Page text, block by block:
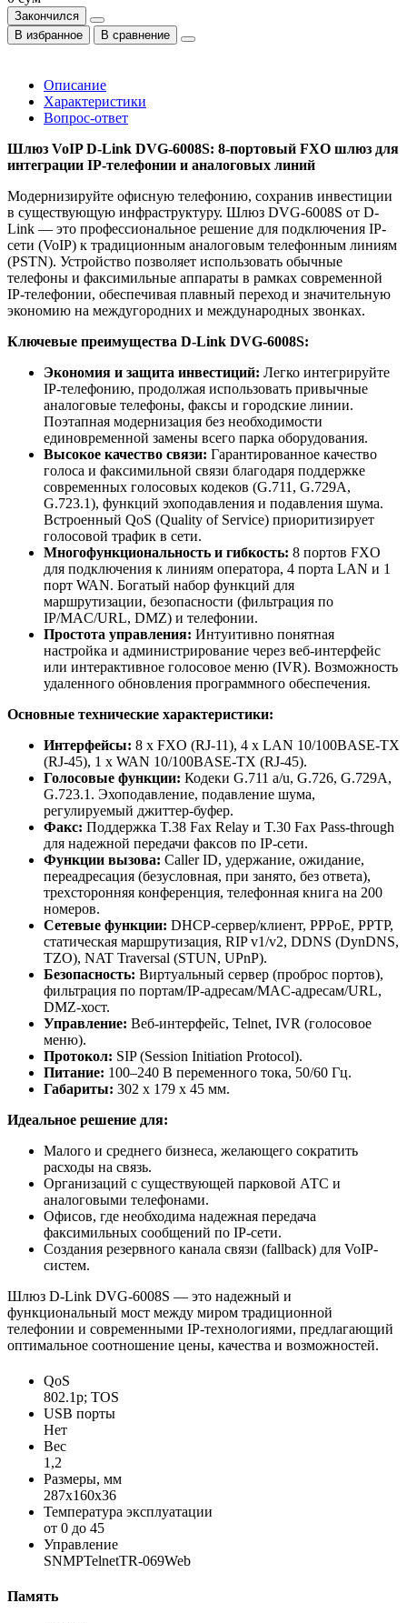
Закончился
В избранное
В сравнение
Описание
Характеристики
Вопрос-ответ
Шлюз VoIP D-Link DVG-6008S: 8-портовый FXO шлюз для
интеграции IP-телефонии и аналоговых линий
Модернизируйте офисную телефонию, сохранив инвестиции
в существующую инфраструктуру. Шлюз DVG-6008S от D-
Link — это профессиональное решение для подключения IP-
сети (VoIP) к традиционным аналоговым телефонным линиям
(PSTN). Устройство позволяет использовать обычные
телефоны и факсимильные аппараты в рамках современной
IP-телефонии, обеспечивая плавный переход и значительную
экономию на междугородних и международных звонках.
Ключевые преимущества D-Link DVG-6008S:
Экономия и защита инвестиций: Легко интегрируйте
IP-телефонию, продолжая использовать привычные
аналоговые телефоны, факсы и городские линии.
Поэтапная модернизация без необходимости
единовременной замены всего парка оборудования.
Высокое качество связи: Гарантированное качество
голоса и факсимильной связи благодаря поддержке
современных голосовых кодеков (G.711, G.729A,
G.723.1), функций эхоподавления и подавления шума.
Встроенный QoS (Quality of Service) приоритизирует
голосовой трафик в сети.
Многофункциональность и гибкость: 8 портов FXO
для подключения к линиям оператора, 4 порта LAN и 1
порт WAN. Богатый набор функций для
маршрутизации, безопасности (фильтрация по
IP/MAC/URL, DMZ) и телефонии.
Простота управления: Интуитивно понятная
настройка и администрирование через веб-интерфейс
или интерактивное голосовое меню (IVR). Возможность
удаленного обновления программного обеспечения.
Основные технические характеристики:
Интерфейсы: 8 x FXO (RJ-11), 4 x LAN 10/100BASE-TX
(RJ-45), 1 x WAN 10/100BASE-TX (RJ-45).
Голосовые функции: Кодеки G.711 a/u, G.726, G.729A,
G.723.1. Эхоподавление, подавление шума,
регулируемый джиттер-буфер.
Факс: Поддержка T.38 Fax Relay и T.30 Fax Pass-through
для надежной передачи факсов по IP-сети.
Функции вызова: Caller ID, удержание, ожидание,
переадресация (безусловная, при занято, без ответа),
трехсторонняя конференция, телефонная книга на 200
номеров.
Сетевые функции: DHCP-сервер/клиент, PPPoE, PPTP,
статическая маршрутизация, RIP v1/v2, DDNS (DynDNS,
TZO), NAT Traversal (STUN, UPnP).
Безопасность: Виртуальный сервер (проброс портов),
фильтрация по портам/IP-адресам/MAC-адресам/URL,
DMZ-хост.
Управление: Веб-интерфейс, Telnet, IVR (голосовое
меню).
Протокол: SIP (Session Initiation Protocol).
Питание: 100–240 В переменного тока, 50/60 Гц.
Габариты: 302 x 179 x 45 мм.
Идеальное решение для:
Малого и среднего бизнеса, желающего сократить
расходы на связь.
Организаций с существующей парковой АТС и
аналоговыми телефонами.
Офисов, где необходима надежная передача
факсимильных сообщений по IP-сети.
Создания резервного канала связи (fallback) для VoIP-
систем.
Шлюз D-Link DVG-6008S — это надежный и
функциональный мост между миром традиционной
телефонии и современными IP-технологиями, предлагающий
оптимальное соотношение цены, качества и возможностей.
QoS
802.1p; TOS
USB порты
Нет
Вес
1,2
Размеры, мм
287x160x36
Температура эксплуатации
от 0 до 45
Управление
SNMPTelnetTR-069Web
Память